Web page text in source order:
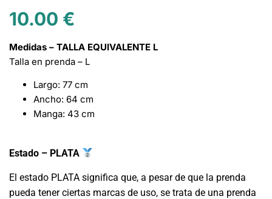
10.00 €
Medidas – TALLA EQUIVALENTE L
Talla en prenda – L
Largo: 77 cm
Ancho: 64 cm
Manga: 43 cm
Estado – PLATA
El estado PLATA significa que, a pesar de que la prenda
pueda tener ciertas marcas de uso, se trata de una prenda